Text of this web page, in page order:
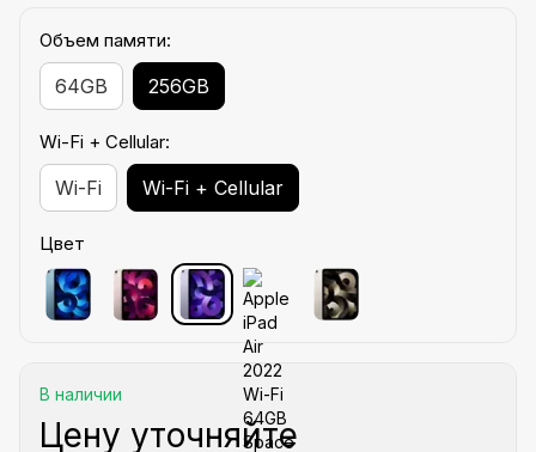
Объем памяти:
64GB 256GB
Wi-Fi + Cellular:
Wi-Fi Wi-Fi + Cellular
Цвет
В наличии
Цену уточняйте